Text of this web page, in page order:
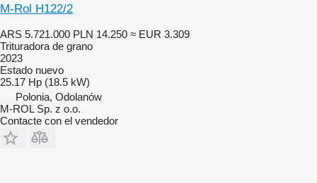
M-Rol H122/2
ARS 5.721.000 PLN 14.250 ≈ EUR 3.309
Trituradora de grano
2023
Estado nuevo
25.17 Hp (18.5 kW)
Polonia, Odolanów
M-ROL Sp. z o.o.
Contacte con el vendedor